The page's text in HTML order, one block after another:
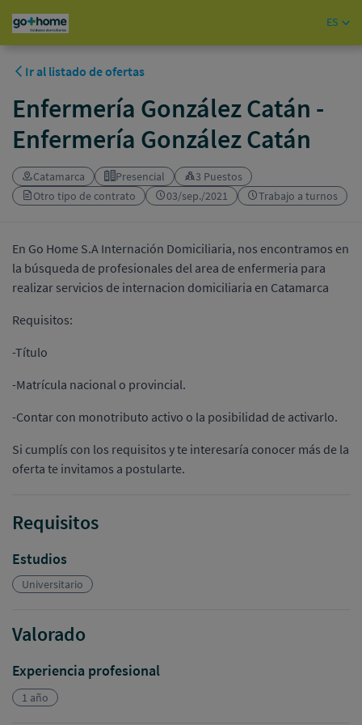
ES
Ir al listado de ofertas
Enfermería González Catán -
Enfermería González Catán
Catamarca Presencial
3 Puestos
Otro tipo de contrato
03/sep./2021 Trabajo a turnos
En Go Home S.A Internación Domiciliaria, nos encontramos en
la búsqueda de profesionales del area de enfermeria para
realizar servicios de internacion domiciliaria en Catamarca
Requisitos:
-Título
-Matrícula nacional o provincial.
-Contar con monotributo activo o la posibilidad de activarlo.
Si cumplís con los requisitos y te interesaría conocer más de la
oferta te invitamos a postularte.
Requisitos
Estudios
Universitario
Valorado
Experiencia profesional
1 año